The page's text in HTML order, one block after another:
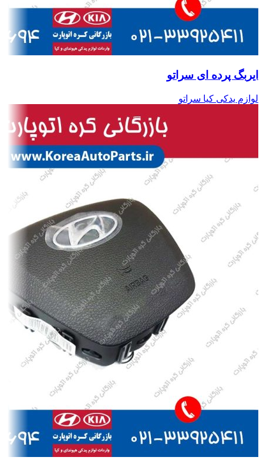
ایربگ پرده ای سراتو
لوازم یدکی کیا سراتو